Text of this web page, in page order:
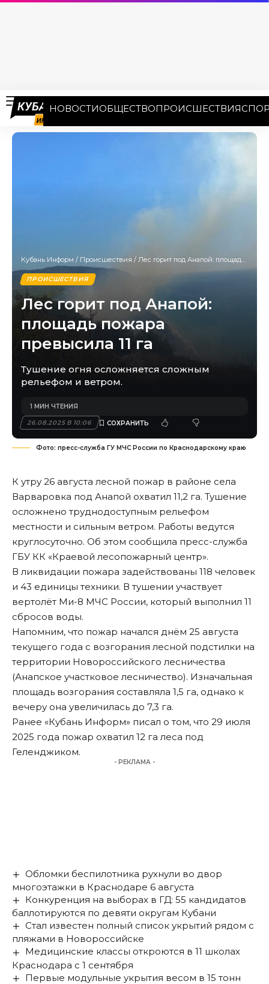
НОВОСТИОБЩЕСТВОПРОИСШЕСТВИЯ
Кубань Информ / Происшествия / Лес горит под Анапой: площадь пожара превысила 11 га
ПРОИСШЕСТВИЯ
Лес горит под Анапой:
площадь пожара
превысила 11 га
Тушение огня осложняется сложным
рельефом и ветром.
26.08.2025 В 10:06
1 МИН ЧТЕНИЯ
Фото: пресс-служба ГУ МЧС России по Краснодарскому краю
К утру 26 августа лесной пожар в районе села
Варваровка под Анапой охватил 11,2 га. Тушение
осложнено труднодоступным рельефом
местности и сильным ветром. Работы ведутся
круглосуточно. Об этом сообщила пресс-служба
ГБУ КК «Краевой лесопожарный центр».
В ликвидации пожара задействованы 118 человек
и 43 единицы техники. В тушении участвует
вертолёт Ми-8 МЧС России, который выполнил 11
сбросов воды.
Напомним, что пожар начался днём 25 августа
текущего года с возгорания лесной подстилки на
территории Новороссийского лесничества
(Анапское участковое лесничество). Изначальная
площадь возгорания составляла 1,5 га, однако к
вечеру она увеличилась до 7,3 га.
Ранее «Кубань Информ» писал о том, что 29 июля
2025 года пожар охватил 12 га леса под
Геленджиком.
- РЕКЛАМА -
Обломки беспилотника рухнули во двор
многоэтажки в Краснодаре 6 августа
Конкуренция на выборах в ГД: 55 кандидатов
баллотируются по девяти округам Кубани
Стал известен полный список укрытий рядом с
пляжами в Новороссийске
Медицинские классы откроются в 11 школах
Краснодара с 1 сентября
Первые модульные укрытия весом в 15 тонн